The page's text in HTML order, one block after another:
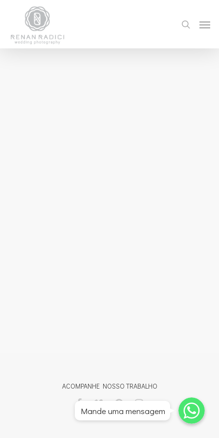
ACOMPANHE NOSSO TRABALHO
Whatsapp
Whatsapp
Whatsapp
Mande uma mensagem